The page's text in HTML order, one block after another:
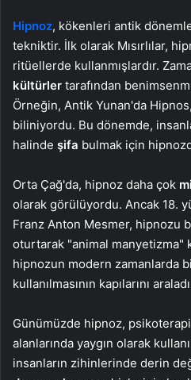
Hipnoz, kökenleri antik
tekniktir. İlk olarak Mısırlılar,
ritüellerde kullanmışlardır.
kültürler tarafından
Örneğin, Antik Yunan'da
biliniyordu. Bu dönemde,
halinde şifa bulmak için
Orta Çağ'da, hipnoz daha çok
olarak görülüyordu. Ancak 18.
Franz Anton Mesmer, hipnozu
oturtarak "animal manyetizma"
hipnozun modern zamanlarda
kullanılmasının kapılarını
Günümüzde hipnoz,
alanlarında yaygın olarak
insanların zihinlerinde derin